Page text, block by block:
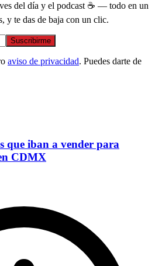
del día y el podcast ☕ — todo en un
y te das de baja con un clic.
Suscribirme
aviso de privacidad. Puedes darte de
que iban a vender para
CDMX